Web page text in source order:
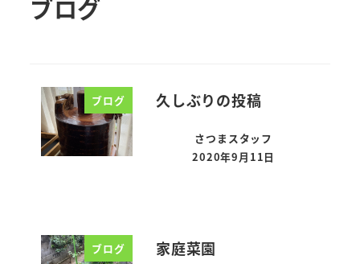
ブログ
ブログ 久しぶりの投稿
さつまスタッフ
投稿日
2020年9月11日
ブログ 家庭菜園